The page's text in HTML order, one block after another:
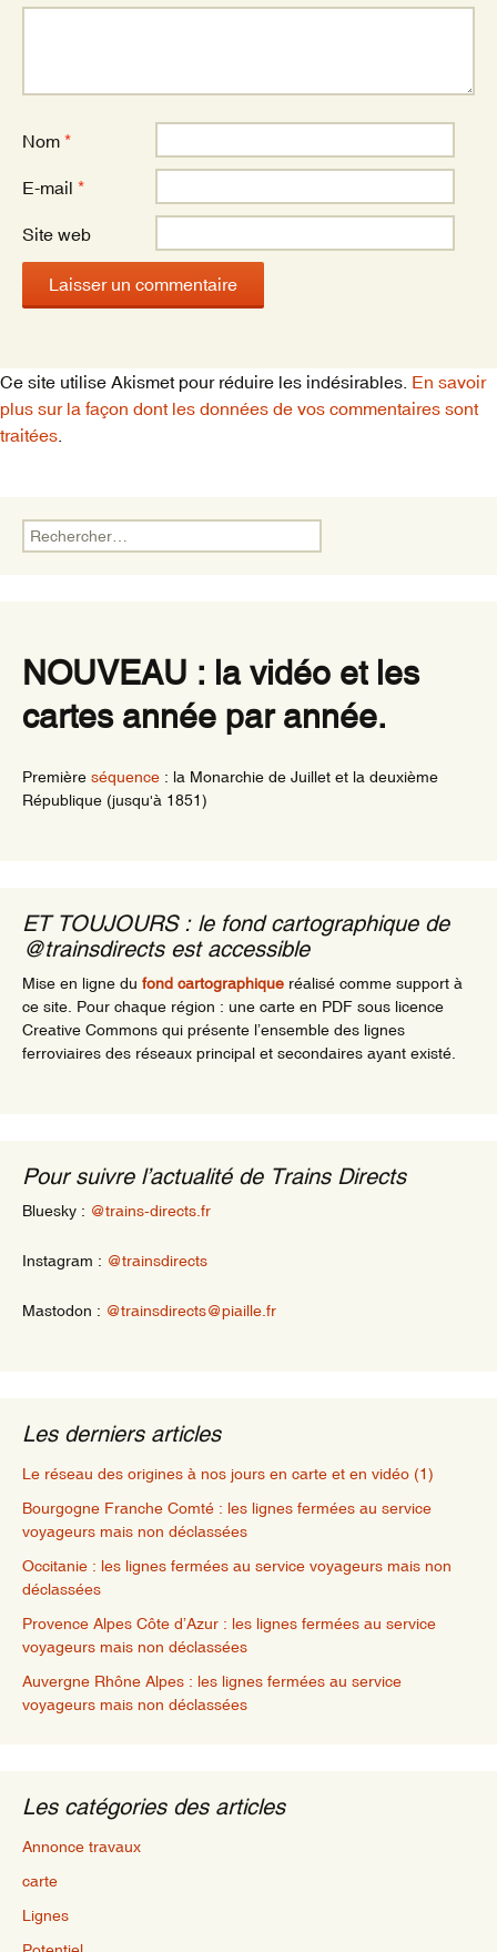
Nom *
E-mail *
Site web
Ce site utilise Akismet pour réduire les indésirables. En savoir
plus sur la façon dont les données de vos commentaires sont
traitées
Rechercher :
NOUVEAU : la vidéo et les
cartes année par année.
Première séquence : la Monarchie de Juillet et la deuxième
République (jusqu'à 1851)
ET TOUJOURS : le fond cartographique de
@trainsdirects est accessible
Mise en ligne du fond cartographique réalisé comme support à
ce site. Pour chaque région : une carte en PDF sous licence
Creative Commons qui présente l’ensemble des lignes
ferroviaires des réseaux principal et secondaires ayant existé.
Pour suivre l’actualité de Trains Directs
Bluesky : @trains-directs.fr
Instagram : @trainsdirects
Mastodon : @trainsdirects@piaille.fr
Les derniers articles
Le réseau des origines à nos jours en carte et en vidéo (1)
Bourgogne Franche Comté : les lignes fermées au service
voyageurs mais non déclassées
Occitanie : les lignes fermées au service voyageurs mais non
déclassées
Provence Alpes Côte d’Azur : les lignes fermées au service
voyageurs mais non déclassées
Auvergne Rhône Alpes : les lignes fermées au service
voyageurs mais non déclassées
Les catégories des articles
Annonce travaux
carte
Lignes